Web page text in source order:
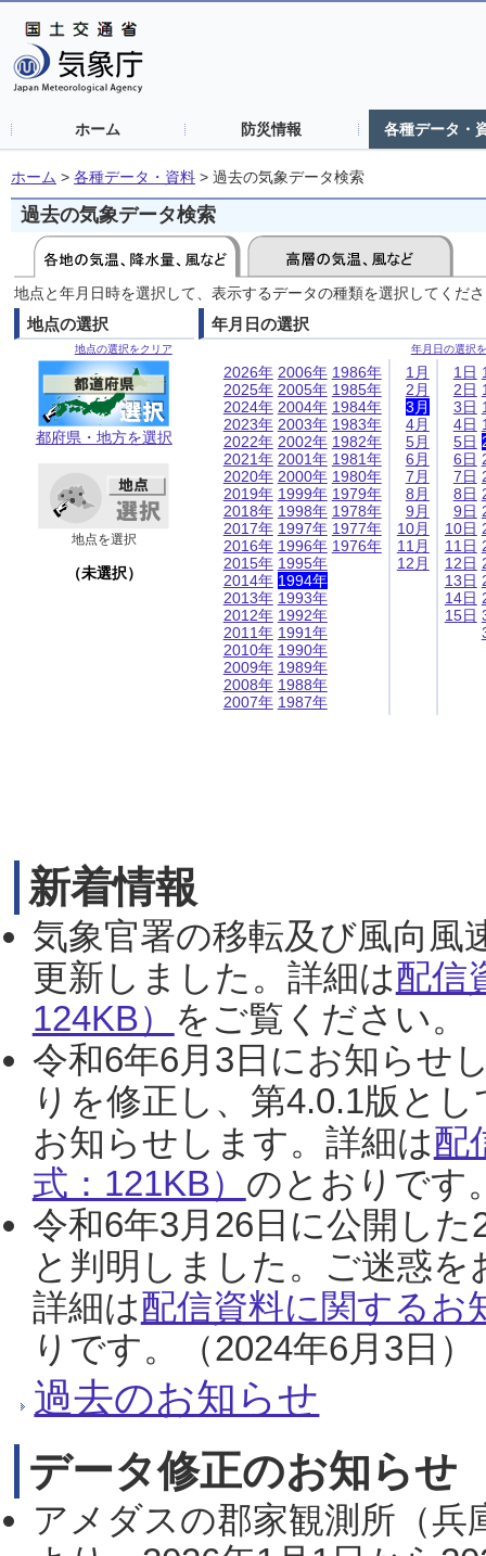
ホーム 防災情報 各種データ・
ホーム > 各種データ・資料 > 過去の気象データ検索
過去の気象データ検索
地点と年月日時を選択して、表示するデータの種類を選択してくだ
地点の選択
地点の選択をクリア
都府県・地方を選択
地点を選択
（未選択）
年月日の選択
年月日の選択
2026年
2025年
2024年
2023年
2022年
2021年
2020年
2019年
2018年
2017年
2016年
2015年
2014年
2013年
2012年
2011年
2010年
2009年
2008年
2007年
2006年
2005年
2004年
2003年
2002年
2001年
2000年
1999年
1998年
1997年
1996年
1995年
1994年
1993年
1992年
1991年
1990年
1989年
1988年
1987年
1986年
1985年
1984年
1983年
1982年
1981年
1980年
1979年
1978年
1977年
1976年
1月
2月
3月
4月
5月
6月
7月
8月
9月
10月
11月
12月
1日
2日
3日
4日
5日
6日
7日
8日
9日
10日
11日
12日
13日
14日
15日
新着情報
気象官署の移転及び風向風
更新しました。詳細は配信
124KB） をご覧ください。
令和6年6月3日にお知らせ
りを修正し、第4.0.1版と
お知らせします。詳細は配
式：121KB） のとおりです
令和6年3月26日に公開し
と判明しました。ご迷惑
詳細は配信資料に関するお
りです。（2024年6月3日）
過去のお知らせ
データ修正のお知らせ
アメダスの郡家観測所（